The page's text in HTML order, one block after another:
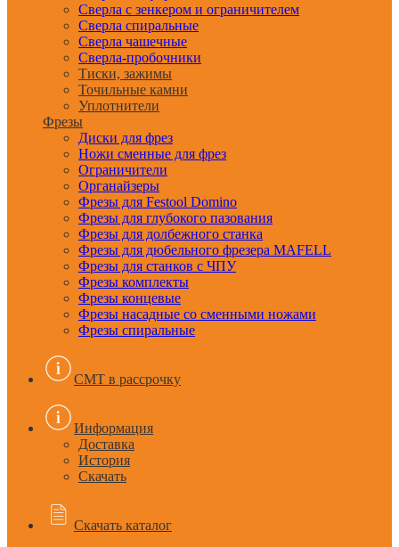
Сверла с зенкером и ограничителем
Сверла спиральные
Сверла чашечные
Сверла-пробочники
Тиски, зажимы
Точильные камни
Уплотнители
Фрезы
Диски для фрез
Ножи сменные для фрез
Ограничители
Органайзеры
Фрезы для Festool Domino
Фрезы для глубокого пазования
Фрезы для долбежного станка
Фрезы для дюбельного фрезера MAFELL
Фрезы для станков с ЧПУ
Фрезы комплекты
Фрезы концевые
Фрезы насадные со сменными ножами
Фрезы спиральные
CMT в рассрочку
Информация
Доставка
История
Скачать
Скачать каталог